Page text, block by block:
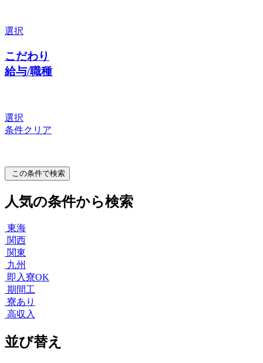
選択
こだわり
給与/職種
選択
条件クリア
この条件で検索
人気の条件から検索
東海
関西
関東
九州
即入寮OK
期間工
寮あり
高収入
並び替え